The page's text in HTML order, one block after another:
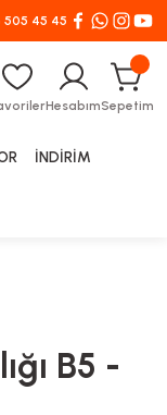
505 45 45
HesabımSepetim
İNDİRİM
B5 -